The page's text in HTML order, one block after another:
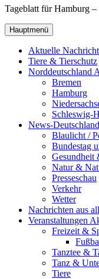
Tageblatt für Hamburg
Hauptmenü
Aktuelle
Tiere & Tierschutz
Norddeutschland
Bremen
Hamburg
Schleswig-
News-Deutschland
Blaulicht /
Bundestag
Gesundheit
Natur &
Presseschau
Verkehr
Wetter
Nachrichten aus
Veranstaltungen
Freizeit &
Tanztee &
Tanz &
Tiere